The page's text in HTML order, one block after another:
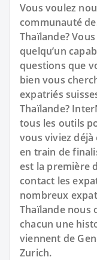
Vous voulez
communauté
Thaïlande?
quelqu’un
questions que
bien vous
expatriés
Thaïlande?
tous les outils
vous viviez déjà
en train de
est la première
contact les
nombreux
Thaïlande nous
chacun une
viennent de
Zurich.